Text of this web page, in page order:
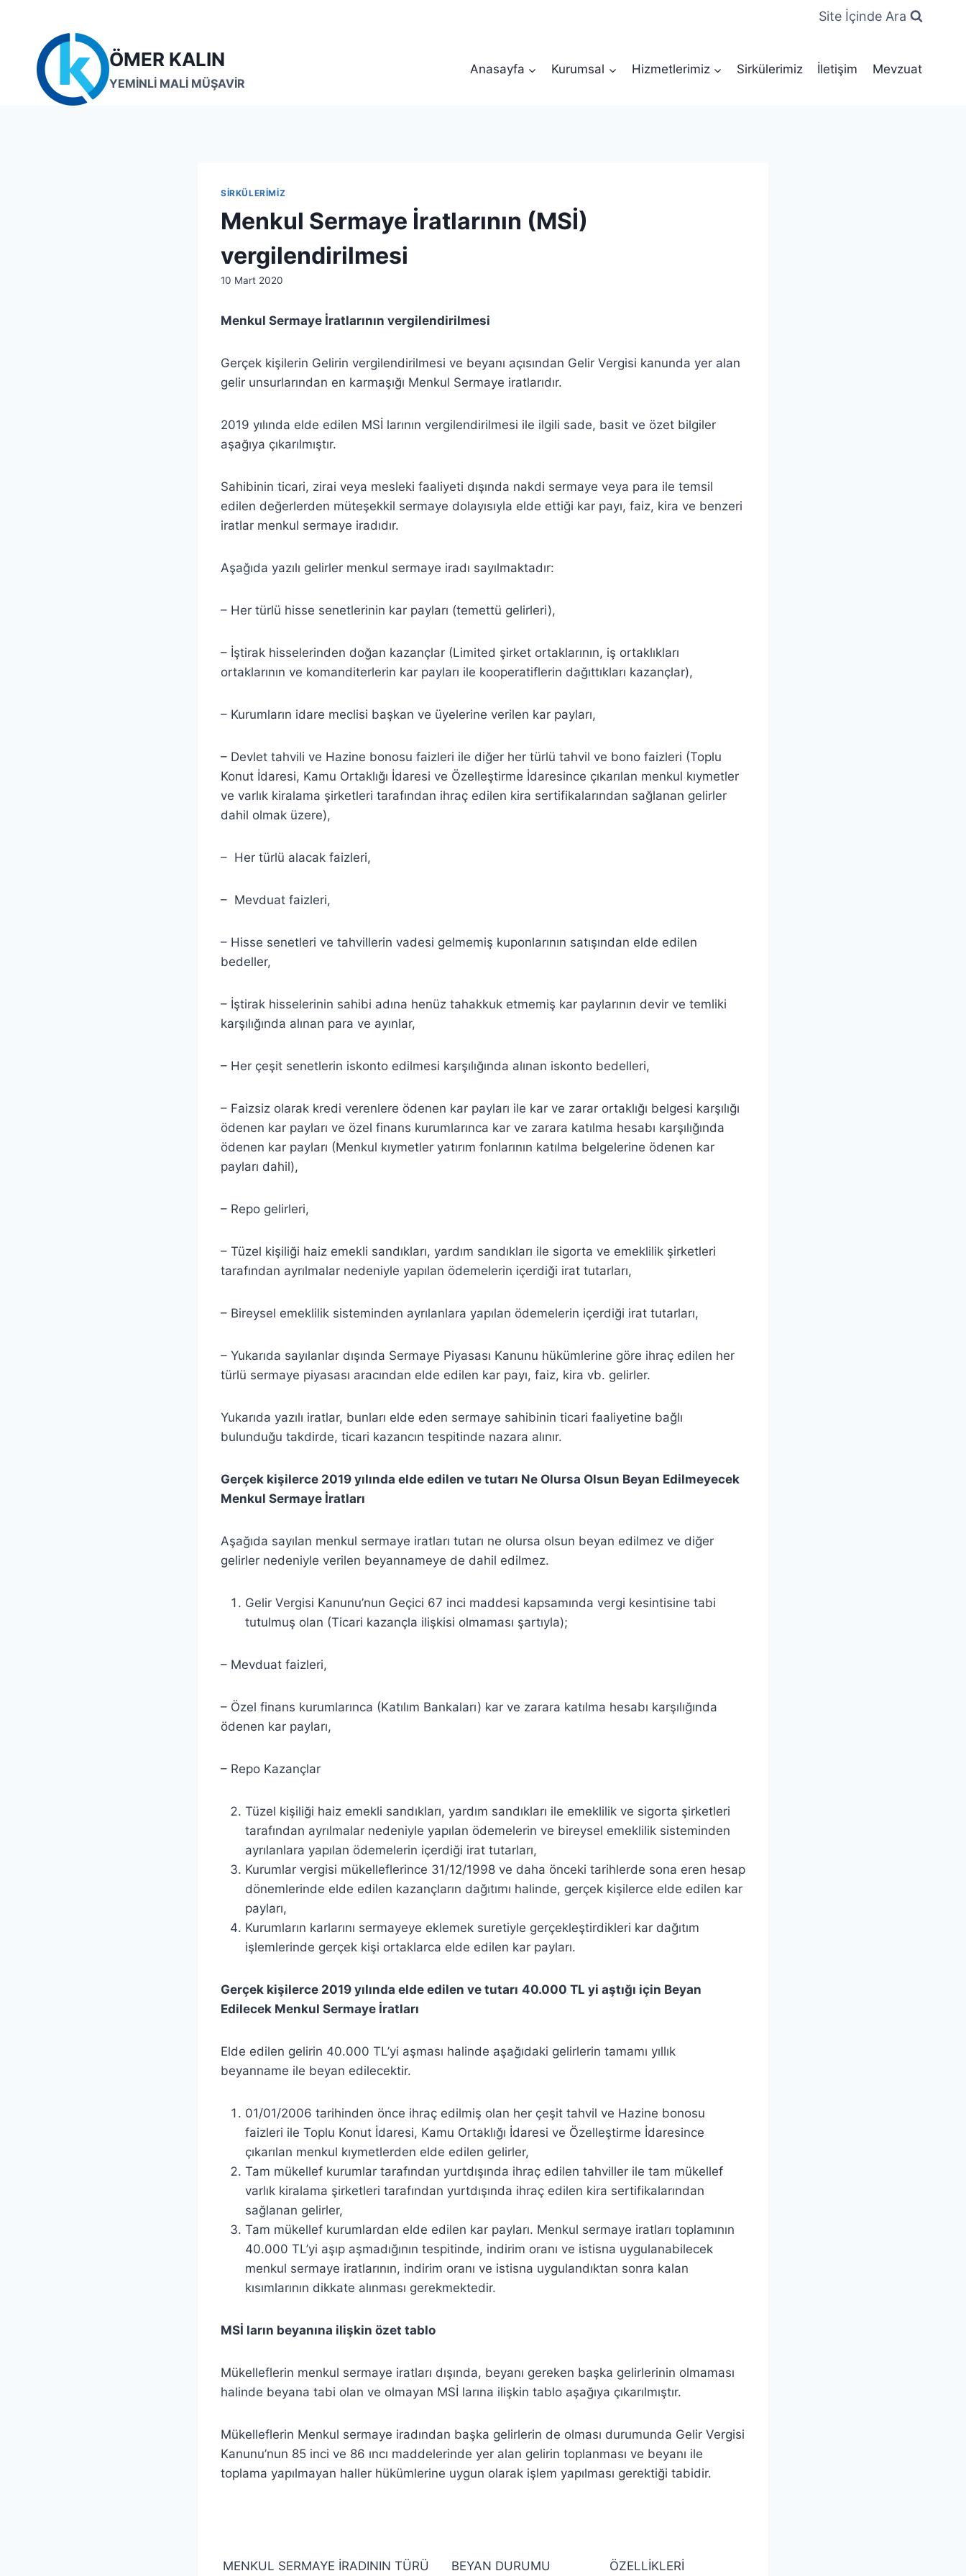
content
Site İçinde Ara
ÖMER KALIN
YEMİNLİ MALİ MÜŞAVİR
Anasayfa Kurumsal Hizmetlerimiz Sirkülerimiz İletişim Mevzuat
SIRKÜLERIMIZ
Menkul Sermaye İratlarının (MSİ)
vergilendirilmesi
By
10 Mart 2020
Menkul Sermaye İratlarının vergilendirilmesi
Gerçek kişilerin Gelirin vergilendirilmesi ve beyanı açısından Gelir Vergisi kanunda yer alan
gelir unsurlarından en karmaşığı Menkul Sermaye iratlarıdır.
2019 yılında elde edilen MSİ larının vergilendirilmesi ile ilgili sade, basit ve özet bilgiler
aşağıya çıkarılmıştır.
Sahibinin ticari, zirai veya mesleki faaliyeti dışında nakdi sermaye veya para ile temsil
edilen değerlerden müteşekkil sermaye dolayısıyla elde ettiği kar payı, faiz, kira ve benzeri
iratlar menkul sermaye iradıdır.
Aşağıda yazılı gelirler menkul sermaye iradı sayılmaktadır:
– Her türlü hisse senetlerinin kar payları (temettü gelirleri),
– İştirak hisselerinden doğan kazançlar (Limited şirket ortaklarının, iş ortaklıkları
ortaklarının ve komanditerlerin kar payları ile kooperatiflerin dağıttıkları kazançlar),
– Kurumların idare meclisi başkan ve üyelerine verilen kar payları,
– Devlet tahvili ve Hazine bonosu faizleri ile diğer her türlü tahvil ve bono faizleri (Toplu
Konut İdaresi, Kamu Ortaklığı İdaresi ve Özelleştirme İdaresince çıkarılan menkul kıymetler
ve varlık kiralama şirketleri tarafından ihraç edilen kira sertifikalarından sağlanan gelirler
dahil olmak üzere),
– Her türlü alacak faizleri,
– Mevduat faizleri,
– Hisse senetleri ve tahvillerin vadesi gelmemiş kuponlarının satışından elde edilen
bedeller,
– İştirak hisselerinin sahibi adına henüz tahakkuk etmemiş kar paylarının devir ve temliki
karşılığında alınan para ve ayınlar,
– Her çeşit senetlerin iskonto edilmesi karşılığında alınan iskonto bedelleri,
– Faizsiz olarak kredi verenlere ödenen kar payları ile kar ve zarar ortaklığı belgesi karşılığı
ödenen kar payları ve özel finans kurumlarınca kar ve zarara katılma hesabı karşılığında
ödenen kar payları (Menkul kıymetler yatırım fonlarının katılma belgelerine ödenen kar
payları dahil),
– Repo gelirleri,
– Tüzel kişiliği haiz emekli sandıkları, yardım sandıkları ile sigorta ve emeklilik şirketleri
tarafından ayrılmalar nedeniyle yapılan ödemelerin içerdiği irat tutarları,
– Bireysel emeklilik sisteminden ayrılanlara yapılan ödemelerin içerdiği irat tutarları,
– Yukarıda sayılanlar dışında Sermaye Piyasası Kanunu hükümlerine göre ihraç edilen her
türlü sermaye piyasası aracından elde edilen kar payı, faiz, kira vb. gelirler.
Yukarıda yazılı iratlar, bunları elde eden sermaye sahibinin ticari faaliyetine bağlı
bulunduğu takdirde, ticari kazancın tespitinde nazara alınır.
Gerçek kişilerce 2019 yılında elde edilen ve tutarı Ne Olursa Olsun Beyan Edilmeyecek
Menkul Sermaye İratları
Aşağıda sayılan menkul sermaye iratları tutarı ne olursa olsun beyan edilmez ve diğer
gelirler nedeniyle verilen beyannameye de dahil edilmez.
Gelir Vergisi Kanunu’nun Geçici 67 inci maddesi kapsamında vergi kesintisine tabi
tutulmuş olan (Ticari kazançla ilişkisi olmaması şartıyla);
– Mevduat faizleri,
– Özel finans kurumlarınca (Katılım Bankaları) kar ve zarara katılma hesabı karşılığında
ödenen kar payları,
– Repo Kazançlar
Tüzel kişiliği haiz emekli sandıkları, yardım sandıkları ile emeklilik ve sigorta şirketleri
tarafından ayrılmalar nedeniyle yapılan ödemelerin ve bireysel emeklilik sisteminden
ayrılanlara yapılan ödemelerin içerdiği irat tutarları,
Kurumlar vergisi mükelleflerince 31/12/1998 ve daha önceki tarihlerde sona eren hesap
dönemlerinde elde edilen kazançların dağıtımı halinde, gerçek kişilerce elde edilen kar
payları,
Kurumların karlarını sermayeye eklemek suretiyle gerçekleştirdikleri kar dağıtım
işlemlerinde gerçek kişi ortaklarca elde edilen kar payları.
Gerçek kişilerce 2019 yılında elde edilen ve tutarı 40.000 TL yi aştığı için Beyan
Edilecek Menkul Sermaye İratları
Elde edilen gelirin 40.000 TL’yi aşması halinde aşağıdaki gelirlerin tamamı yıllık
beyanname ile beyan edilecektir.
01/01/2006 tarihinden önce ihraç edilmiş olan her çeşit tahvil ve Hazine bonosu
faizleri ile Toplu Konut İdaresi, Kamu Ortaklığı İdaresi ve Özelleştirme İdaresince
çıkarılan menkul kıymetlerden elde edilen gelirler,
Tam mükellef kurumlar tarafından yurtdışında ihraç edilen tahviller ile tam mükellef
varlık kiralama şirketleri tarafından yurtdışında ihraç edilen kira sertifikalarından
sağlanan gelirler,
Tam mükellef kurumlardan elde edilen kar payları. Menkul sermaye iratları toplamının
40.000 TL’yi aşıp aşmadığının tespitinde, indirim oranı ve istisna uygulanabilecek
menkul sermaye iratlarının, indirim oranı ve istisna uygulandıktan sonra kalan
kısımlarının dikkate alınması gerekmektedir.
MSİ ların beyanına ilişkin özet tablo
Mükelleflerin menkul sermaye iratları dışında, beyanı gereken başka gelirlerinin olmaması
halinde beyana tabi olan ve olmayan MSİ larına ilişkin tablo aşağıya çıkarılmıştır.
Mükelleflerin Menkul sermaye iradından başka gelirlerin de olması durumunda Gelir Vergisi
Kanunu’nun 85 inci ve 86 ıncı maddelerinde yer alan gelirin toplanması ve beyanı ile
toplama yapılmayan haller hükümlerine uygun olarak işlem yapılması gerektiği tabidir.
MENKUL SERMAYE İRADININ TÜRÜ BEYAN DURUMU ÖZELLİKLERİ